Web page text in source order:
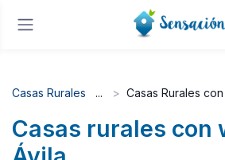
Casas Rurales Casas Rurales
Casas rurales con